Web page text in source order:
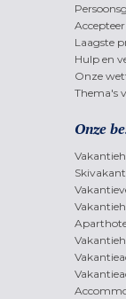
Laagste
Hulp en
Onze
Thema's
Onze